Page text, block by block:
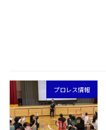
プロレス情報